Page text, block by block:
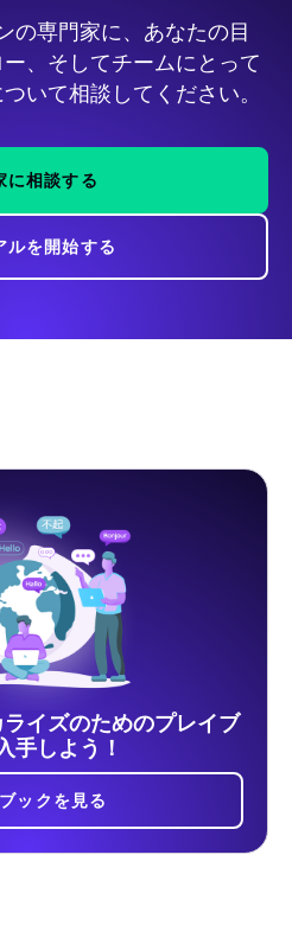
の専門家に、あなたの目
、そしてチームにとって
いて相談してください。
に相談する
ルを開始する
イズのためのプレイブ
手しよう！
ックを見る